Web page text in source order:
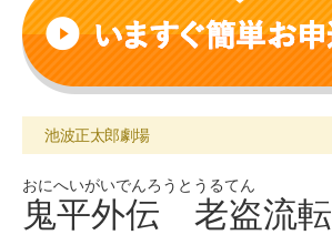
池波正太郎劇場
おにへいがいでんろうとうるてん
鬼平外伝 老盗流転